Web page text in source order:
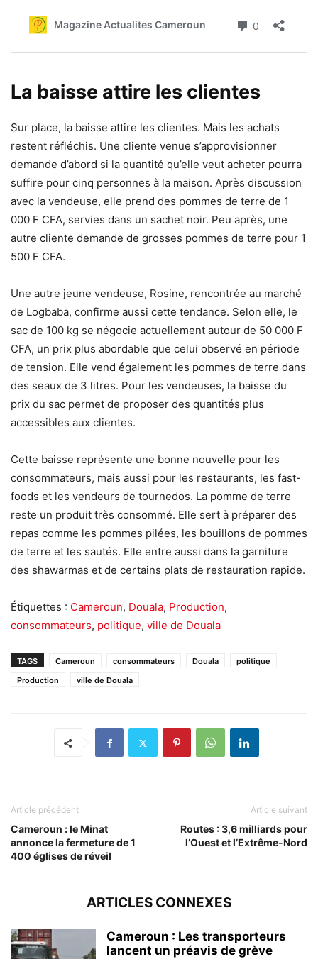
La baisse attire les clientes
Sur place, la baisse attire les clientes. Mais les achats
restent réfléchis. Une cliente venue s’approvisionner
demande d’abord si la quantité qu’elle veut acheter pourra
suffire pour cinq personnes à la maison. Après discussion
avec la vendeuse, elle prend des pommes de terre de 1
000 F CFA, servies dans un sachet noir. Peu après, une
autre cliente demande de grosses pommes de terre pour 1
500 F CFA.
Une autre jeune vendeuse, Rosine, rencontrée au marché
de Logbaba, confirme aussi cette tendance. Selon elle, le
sac de 100 kg se négocie actuellement autour de 50 000 F
CFA, un prix plus abordable que celui observé en période
de tension. Elle vend également les pommes de terre dans
des seaux de 3 litres. Pour les vendeuses, la baisse du
prix du sac permet de proposer des quantités plus
accessibles aux clientes.
Cette baisse représente une bonne nouvelle pour les
consommateurs, mais aussi pour les restaurants, les fast-
foods et les vendeurs de tournedos. La pomme de terre
reste un produit très consommé. Elle sert à préparer des
repas comme les pommes pilées, les bouillons de pommes
de terre et les sautés. Elle entre aussi dans la garniture
des shawarmas et de certains plats de restauration rapide.
Étiquettes : Cameroun, Douala, Production,
consommateurs, politique, ville de Douala
TAGS Cameroun consommateurs Douala
politique
Production
ville de Douala
Article précédent
Cameroun : le Minat
annonce la fermeture de 1
400 églises de réveil
Article suivant
Routes : 3,6 milliards pour
l’Ouest et l’Extrême-Nord
ARTICLES CONNEXES
Cameroun : Les transporteurs
lancent un préavis de grève